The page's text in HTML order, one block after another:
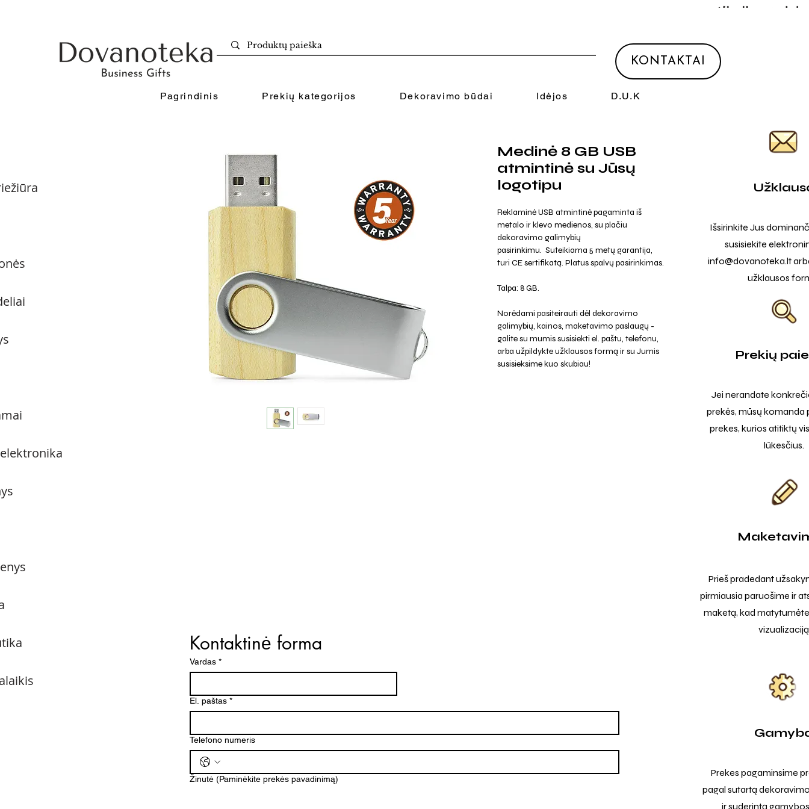
Pagrindinis Prekių kategorijos Dekoravimo būdai Idėjos D.U.K
KONTAKTAI
Medinė 8 GB USB
atmintinė su Jūsų
logotipu
Reklaminė USB atmintinė pagaminta iš
metalo ir klevo medienos, su plačiu
dekoravimo galimybių
pasirinkimu. Suteikiama 5 metų garantija,
turi CE sertifikatą. Platus spalvų pasirinkimas.
Talpa: 8 GB.
Norėdami pasiteirauti dėl dekoravimo
galimybių, kainos, maketavimo paslaugų -
galite su mumis susisiekti el. paštu, telefonu,
arba užpildykte užklausos formą ir su Jumis
susisieksime kuo skubiau!
Išsirinkite Jus
susisiekite
info@dovanoteka.lt
užklausos
Prekių
Jei nerandate
prekės, mūsų komanda
prekes, kurios atitiktų
lūkesčius.
Kontaktinė forma
Vardas *
El. paštas *
Telefono numeris
Žinutė (Paminėkite prekės pavadinimą)
Prieš pradedant
pirmiausia paruošime ir
maketą, kad
vizualizaciją
Prekes pagaminsime
pagal sutartą
ir suderintą